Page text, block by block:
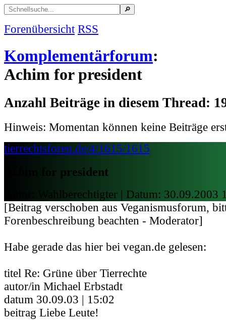
Forenübersicht RSS
Komplementärforum:
Achim for president
Anzahl Beiträge in diesem Thread:
Hinweis: Momentan können keine Beiträge
tierrechtsforen.de/4/1615/1615
Achim for president
Autor: Wahlberechtigter | Datum: 30.09.2003
[Beitrag verschoben aus Veganismusforum,
Forenbeschreibung beachten - Moderator]
Habe gerade das hier bei vegan.de gelesen:
titel Re: Grüne über Tierrechte
autor/in Michael Erbstadt
datum 30.09.03 | 15:02
beitrag Liebe Leute!